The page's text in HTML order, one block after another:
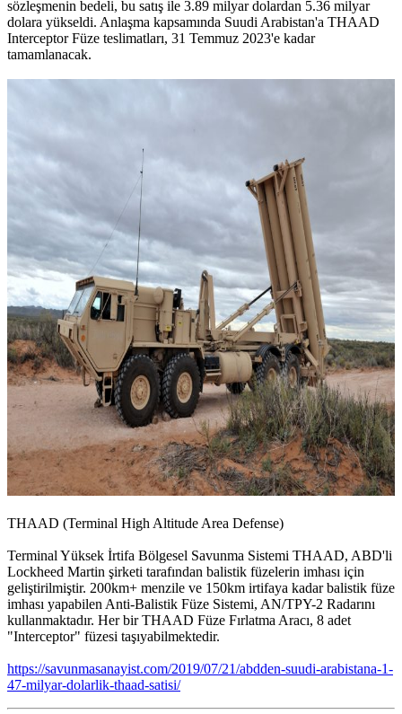
sözleşmenin bedeli, bu satış ile 3.89 milyar dolardan 5.36 milyar
dolara yükseldi. Anlaşma kapsamında Suudi Arabistan'a THAAD
Interceptor Füze teslimatları, 31 Temmuz 2023'e kadar
tamamlanacak.
THAAD (Terminal High Altitude Area Defense)
Terminal Yüksek İrtifa Bölgesel Savunma Sistemi THAAD, ABD'li
Lockheed Martin şirketi tarafından balistik füzelerin imhası için
geliştirilmiştir. 200km+ menzile ve 150km irtifaya kadar balistik füze
imhası yapabilen Anti-Balistik Füze Sistemi, AN/TPY-2 Radarını
kullanmaktadır. Her bir THAAD Füze Fırlatma Aracı, 8 adet
"Interceptor" füzesi taşıyabilmektedir.
https://savunmasanayist.com/2019/07/21/abdden-suudi-arabistana-1-
47-milyar-dolarlik-thaad-satisi/